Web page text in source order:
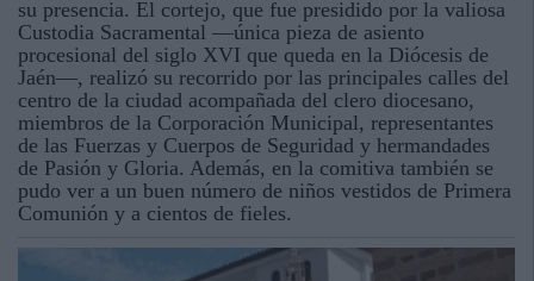
su presencia. El cortejo, que fue presidido por la valiosa
Custodia Sacramental —única pieza de asiento
procesional del siglo XVI que queda en la Diócesis de
Jaén—, realizó su recorrido por las principales calles del
centro de la ciudad acompañada del clero diocesano,
miembros de la Corporación Municipal, representantes
de las Fuerzas y Cuerpos de Seguridad y hermandades
de Pasión y Gloria. Además, en la comitiva también se
pudo ver a un buen número de niños vestidos de Primera
Comunión y a cientos de fieles.